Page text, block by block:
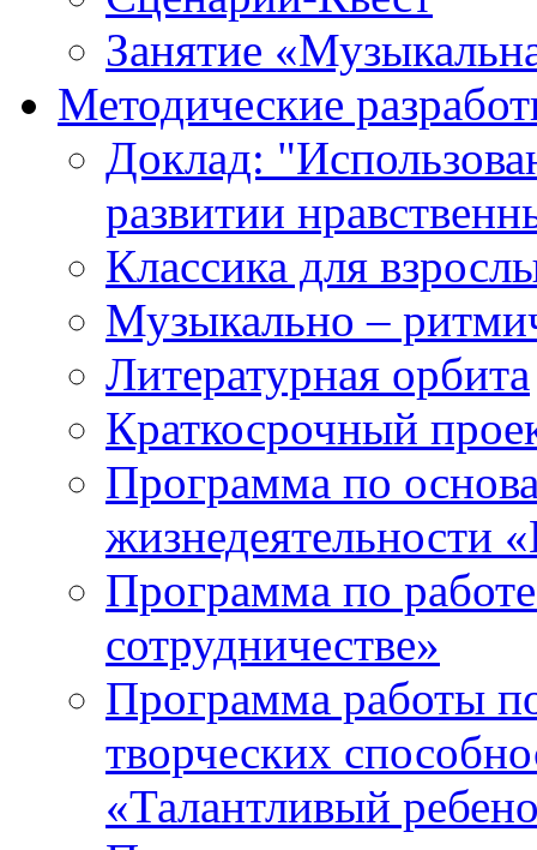
Занятие
Методические
Доклад:
развитии
Классика для
Музыкально –
Литературная орбита
Краткосрочный
Программа по
жизнедеятельности
Программа по
сотрудничестве»
Программа работы
творческих
«Талантливый